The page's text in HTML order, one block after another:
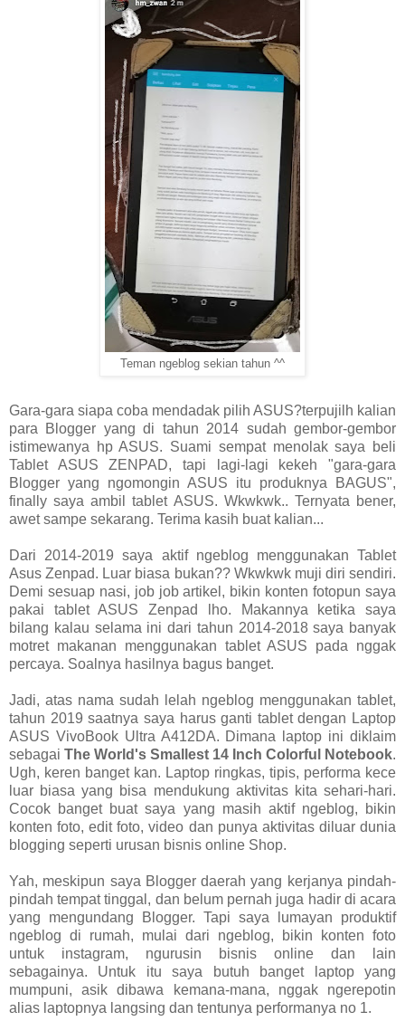
Teman ngeblog sekian tahun ^^
Gara-gara siapa coba mendadak pilih ASUS?terpujilh kalian
para Blogger yang di tahun 2014 sudah gembor-gembor
istimewanya hp ASUS. Suami sempat menolak saya beli
Tablet ASUS ZENPAD, tapi lagi-lagi kekeh "gara-gara
Blogger yang ngomongin ASUS itu produknya BAGUS",
finally saya ambil tablet ASUS. Wkwkwk.. Ternyata bener,
awet sampe sekarang. Terima kasih buat kalian...
Dari 2014-2019 saya aktif ngeblog menggunakan Tablet
Asus Zenpad. Luar biasa bukan?? Wkwkwk muji diri sendiri.
Demi sesuap nasi, job job artikel, bikin konten fotopun saya
pakai tablet ASUS Zenpad lho. Makannya ketika saya
bilang kalau selama ini dari tahun 2014-2018 saya banyak
motret makanan menggunakan tablet ASUS pada nggak
percaya. Soalnya hasilnya bagus banget.
Jadi, atas nama sudah lelah ngeblog menggunakan tablet,
tahun 2019 saatnya saya harus ganti tablet dengan Laptop
ASUS VivoBook Ultra A412DA. Dimana laptop ini diklaim
sebagai The World's Smallest 14 Inch Colorful Notebook.
Ugh, keren banget kan. Laptop ringkas, tipis, performa kece
luar biasa yang bisa mendukung aktivitas kita sehari-hari.
Cocok banget buat saya yang masih aktif ngeblog, bikin
konten foto, edit foto, video dan punya aktivitas diluar dunia
blogging seperti urusan bisnis online Shop.
Yah, meskipun saya Blogger daerah yang kerjanya pindah-
pindah tempat tinggal, dan belum pernah juga hadir di acara
yang mengundang Blogger. Tapi saya lumayan produktif
ngeblog di rumah, mulai dari ngeblog, bikin konten foto
untuk instagram, ngurusin bisnis online dan lain
sebagainya. Untuk itu saya butuh banget laptop yang
mumpuni, asik dibawa kemana-mana, nggak ngerepotin
alias laptopnya langsing dan tentunya performanya no 1.